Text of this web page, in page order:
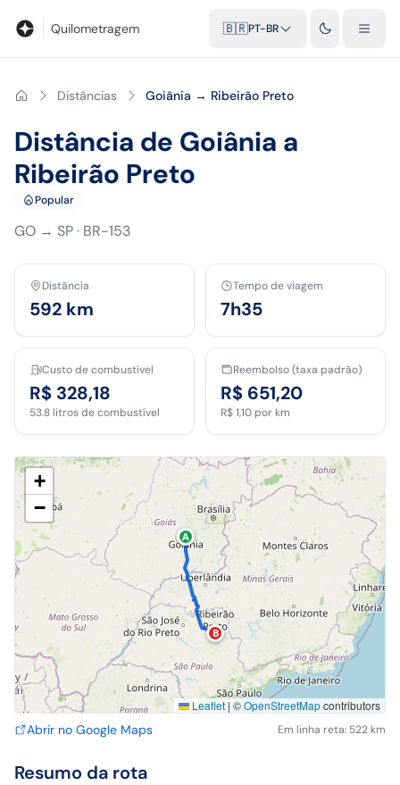
Quilometragem 🇧🇷PT-BR
Distâncias Goiânia → Ribeirão Preto
Distância de Goiânia a
Ribeirão Preto
Popular
GO → SP· BR-153
Distância
592 km
Tempo de viagem
7h35
Custo de combustível
R$ 328,18
53.8 litros de combustível
Reembolso (taxa padrão)
R$ 651,20
R$ 1,10 por km
A
B
+
−
Leaflet | ©OpenStreetMapcontributors
Abrir no Google Maps Em linha reta: 522 km
Resumo da rota